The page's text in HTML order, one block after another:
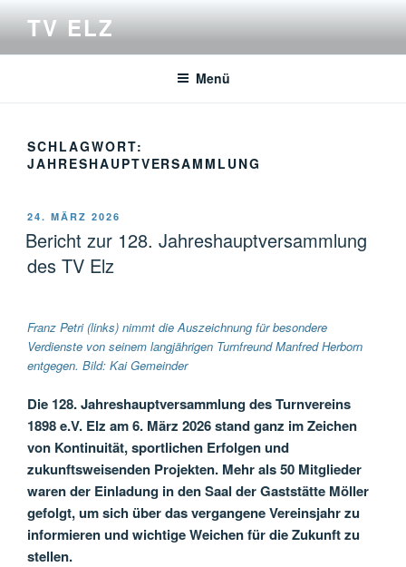
springen
TV ELZ
Menü
SCHLAGWORT:
JAHRESHAUPTVERSAMMLUNG
VERÖFFENTLICHT
AM
24. MÄRZ 2026
Bericht zur 128. Jahreshauptversammlung
des TV Elz
Franz Petri (links) nimmt die Auszeichnung für besondere
Verdienste von seinem langjährigen Turnfreund Manfred Herborn
entgegen. Bild: Kai Gemeinder
Die 128. Jahreshauptversammlung des Turnvereins
1898 e.V. Elz am 6. März 2026 stand ganz im Zeichen
von Kontinuität, sportlichen Erfolgen und
zukunftsweisenden Projekten. Mehr als 50 Mitglieder
waren der Einladung in den Saal der Gaststätte Möller
gefolgt, um sich über das vergangene Vereinsjahr zu
informieren und wichtige Weichen für die Zukunft zu
stellen.